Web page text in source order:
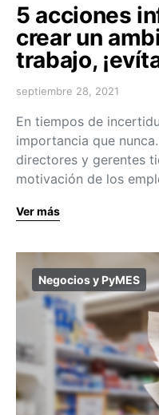
5 acciones
crear un
trabajo,
septiembre 28, 2021
En tiempos de
importancia que
directores y gerentes
motivación de los
Ver más
Negocios y PyMES